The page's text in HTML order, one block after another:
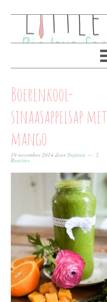
Boerenkool-
sinaasappelsap met
mango
19 november 2014 doorStefanie 2
Reacties